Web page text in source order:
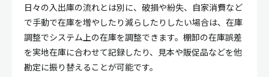
日々の入出庫の流れとは別に、破損や紛失、自家消費など
で手動で在庫を増やしたり減らしたりしたい場合は、在庫
調整でシステム上の在庫を調整できます。棚卸の在庫誤差
を実地在庫に合わせて記録したり、見本や販促品などを他
勘定に振り替えることが可能です。